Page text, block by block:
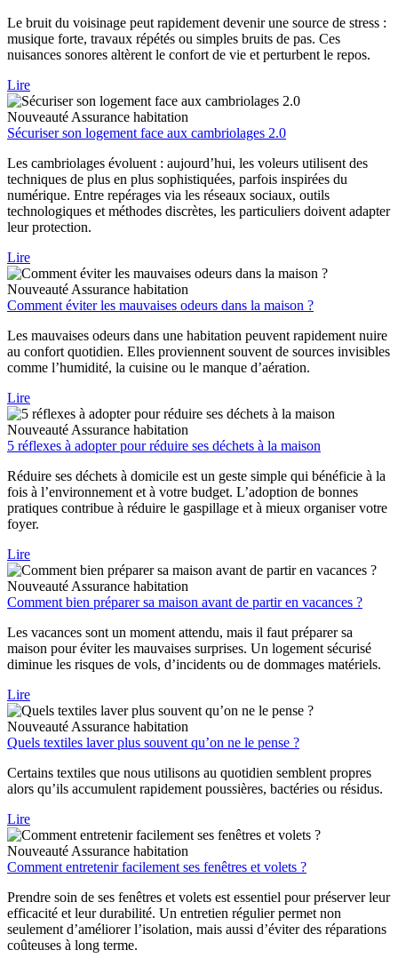
Le bruit du voisinage peut rapidement devenir une source de stress :
musique forte, travaux répétés ou simples bruits de pas. Ces
nuisances sonores altèrent le confort de vie et perturbent le repos.
Lire
Nouveauté Assurance habitation
Sécuriser son logement face aux cambriolages 2.0
Les cambriolages évoluent : aujourd’hui, les voleurs utilisent des
techniques de plus en plus sophistiquées, parfois inspirées du
numérique. Entre repérages via les réseaux sociaux, outils
technologiques et méthodes discrètes, les particuliers doivent adapter
leur protection.
Lire
Nouveauté Assurance habitation
Comment éviter les mauvaises odeurs dans la maison ?
Les mauvaises odeurs dans une habitation peuvent rapidement nuire
au confort quotidien. Elles proviennent souvent de sources invisibles
comme l’humidité, la cuisine ou le manque d’aération.
Lire
Nouveauté Assurance habitation
5 réflexes à adopter pour réduire ses déchets à la maison
Réduire ses déchets à domicile est un geste simple qui bénéficie à la
fois à l’environnement et à votre budget. L’adoption de bonnes
pratiques contribue à réduire le gaspillage et à mieux organiser votre
foyer.
Lire
Nouveauté Assurance habitation
Comment bien préparer sa maison avant de partir en vacances ?
Les vacances sont un moment attendu, mais il faut préparer sa
maison pour éviter les mauvaises surprises. Un logement sécurisé
diminue les risques de vols, d’incidents ou de dommages matériels.
Lire
Nouveauté Assurance habitation
Quels textiles laver plus souvent qu’on ne le pense ?
Certains textiles que nous utilisons au quotidien semblent propres
alors qu’ils accumulent rapidement poussières, bactéries ou résidus.
Lire
Nouveauté Assurance habitation
Comment entretenir facilement ses fenêtres et volets ?
Prendre soin de ses fenêtres et volets est essentiel pour préserver leur
efficacité et leur durabilité. Un entretien régulier permet non
seulement d’améliorer l’isolation, mais aussi d’éviter des réparations
coûteuses à long terme.